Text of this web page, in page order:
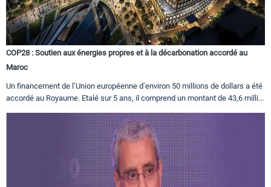
COP28 : Soutien aux énergies propres et à la décarbonation accordé au
Maroc
Un financement de l’Union européenne d’environ 50 millions de dollars a été
accordé au Royaume. Etalé sur 5 ans, il comprend un montant de 43,6 milli...